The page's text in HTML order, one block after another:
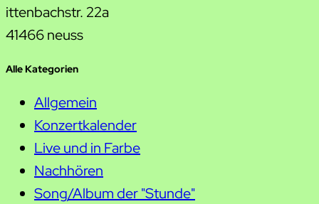
ittenbachstr. 22a
41466 neuss
Alle Kategorien
Allgemein
Konzertkalender
Live und in Farbe
Nachhören
Song/Album der "Stunde"